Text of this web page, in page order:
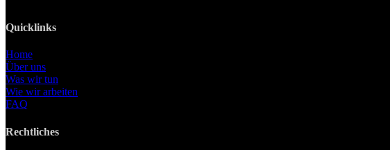
Quicklinks
Home
Über uns
Was wir tun
Wie wir arbeiten
FAQ
Rechtliches